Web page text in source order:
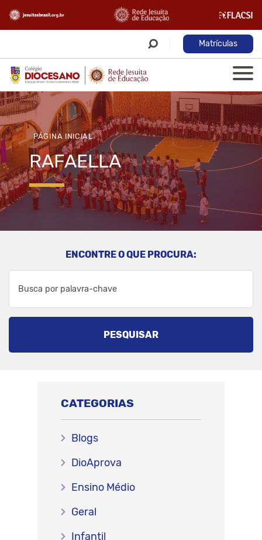
Matrículas
PÁGINA INICIAL
RAFAELLA
ENCONTRE O QUE PROCURA:
PESQUISAR
CATEGORIAS
Blogs
DioAprova
Ensino Médio
Geral
Infantil